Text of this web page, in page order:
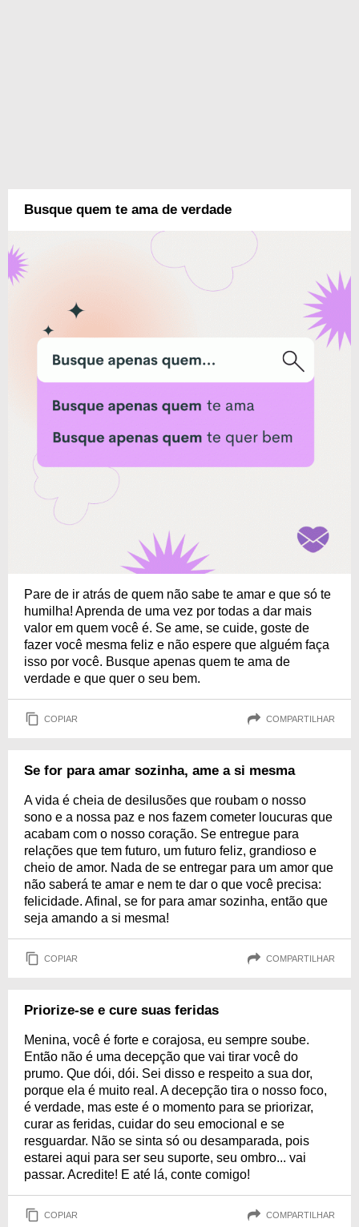
Busque quem te ama de verdade
Pare de ir atrás de quem não sabe te amar e que só te
humilha! Aprenda de uma vez por todas a dar mais
valor em quem você é. Se ame, se cuide, goste de
fazer você mesma feliz e não espere que alguém faça
isso por você. Busque apenas quem te ama de
verdade e que quer o seu bem.
COPIAR COMPARTILHAR
Se for para amar sozinha, ame a si mesma
A vida é cheia de desilusões que roubam o nosso
sono e a nossa paz e nos fazem cometer loucuras que
acabam com o nosso coração. Se entregue para
relações que tem futuro, um futuro feliz, grandioso e
cheio de amor. Nada de se entregar para um amor que
não saberá te amar e nem te dar o que você precisa:
felicidade. Afinal, se for para amar sozinha, então que
seja amando a si mesma!
COPIAR COMPARTILHAR
Priorize-se e cure suas feridas
Menina, você é forte e corajosa, eu sempre soube.
Então não é uma decepção que vai tirar você do
prumo. Que dói, dói. Sei disso e respeito a sua dor,
porque ela é muito real. A decepção tira o nosso foco,
é verdade, mas este é o momento para se priorizar,
curar as feridas, cuidar do seu emocional e se
resguardar. Não se sinta só ou desamparada, pois
estarei aqui para ser seu suporte, seu ombro... vai
passar. Acredite! E até lá, conte comigo!
COPIAR COMPARTILHAR